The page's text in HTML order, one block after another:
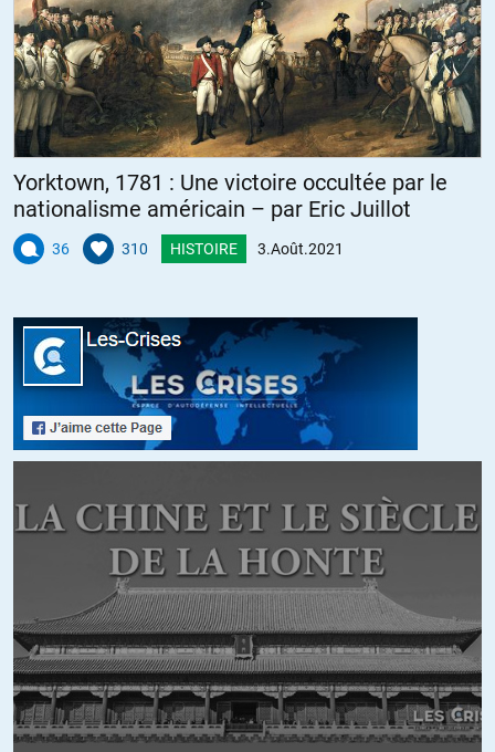
Yorktown, 1781 : Une victoire occultée par le
nationalisme américain – par Eric Juillot
36 310 HISTOIRE 3.Août.2021